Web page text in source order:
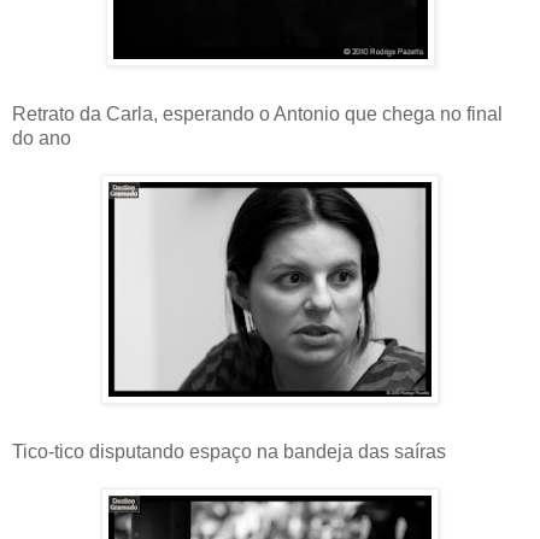
Retrato da Carla, esperando o Antonio que chega no final
do ano
Tico-tico disputando espaço na bandeja das saíras